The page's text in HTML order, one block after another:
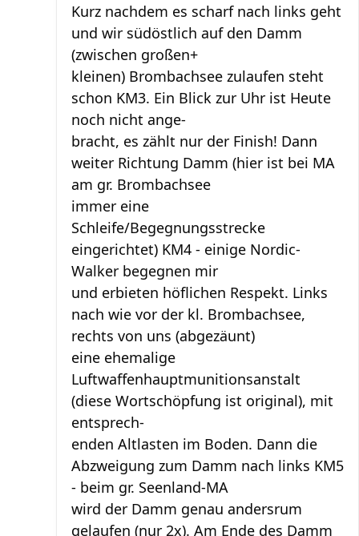
Kurz nachdem es scharf nach links geht
und wir südöstlich auf den Damm
(zwischen großen+
kleinen) Brombachsee zulaufen steht
schon KM3. Ein Blick zur Uhr ist Heute
noch nicht ange-
bracht, es zählt nur der Finish! Dann
weiter Richtung Damm (hier ist bei MA
am gr. Brombachsee
immer eine
Schleife/Begegnungsstrecke
eingerichtet) KM4 - einige Nordic-
Walker begegnen mir
und erbieten höflichen Respekt. Links
nach wie vor der kl. Brombachsee,
rechts von uns (abgezäunt)
eine ehemalige
Luftwaffenhauptmunitionsanstalt
(diese Wortschöpfung ist original), mit
entsprech-
enden Altlasten im Boden. Dann die
Abzweigung zum Damm nach links KM5
- beim gr. Seenland-MA
wird der Damm genau andersrum
gelaufen (nur 2x). Am Ende des Damm